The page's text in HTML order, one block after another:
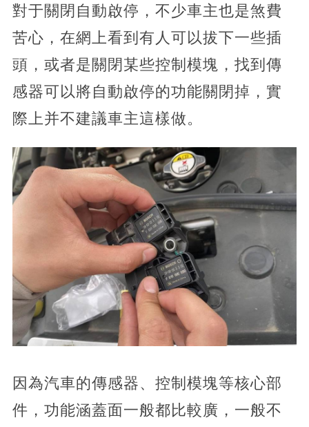
對于關閉自動啟停，不少車主也是煞費
苦心，在網上看到有人可以拔下一些插
頭，或者是關閉某些控制模塊，找到傳
感器可以將自動啟停的功能關閉掉，實
際上并不建議車主這樣做。
因為汽車的傳感器、控制模塊等核心部
件，功能涵蓋面一般都比較廣，一般不